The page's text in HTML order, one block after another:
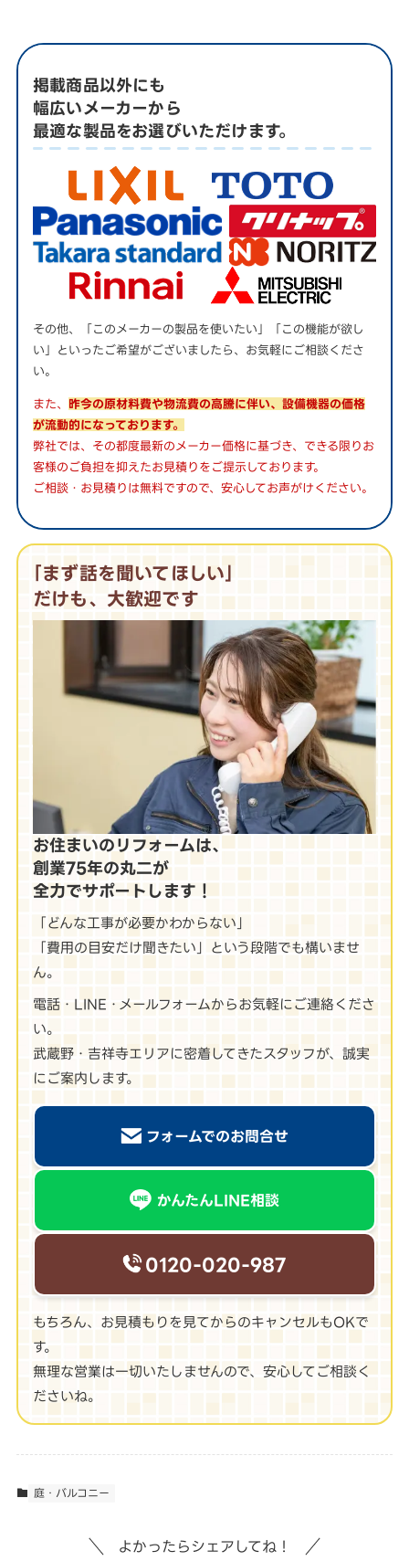
掲載商品以外にも
幅広いメーカーから
最適な製品をお選びいただけます。
その他、「このメーカーの製品を使いたい」「この機能が欲し
い」といったご希望がございましたら、お気軽にご相談くださ
い。
また、 昨今の原材料費や物流費の高騰に伴い、設備機器の価格
が流動的になっております。
弊社では、その都度最新のメーカー価格に基づき、できる限りお
客様のご負担を抑えたお見積りをご提示しております。
ご相談・お見積りは無料ですので、安心してお声がけください。
｢まず話を聞いてほしい｣
だけも、大歓迎です
お住まいのリフォームは、
創業75年の丸二が
全力でサポートします！
「どんな工事が必要かわからない」
「費用の目安だけ聞きたい」という段階でも構いませ
ん。
電話・LINE・メールフォームからお気軽にご連絡くださ
い。
武蔵野・吉祥寺エリアに密着してきたスタッフが、誠実
にご案内します。
フォームでのお問合せ
かんたんLINE相談
0120-020-987
もちろん、お見積もりを見てからのキャンセルもOKで
す。
無理な営業は一切いたしませんので、安心してご相談く
ださいね。
庭・バルコニー
よかったらシェアしてね！